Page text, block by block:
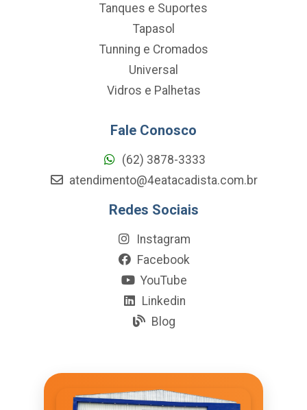
Tanques e Suportes
Tapasol
Tunning e Cromados
Universal
Vidros e Palhetas
Fale Conosco
(62) 3878-3333
atendimento@4eatacadista.com.br
Redes Sociais
Instagram
Facebook
YouTube
Linkedin
Blog